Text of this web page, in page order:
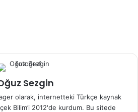
Sezgin
olarak, internetteki Türkçe kaynak
Bilim’i 2012'de kurdum. Bu sitede